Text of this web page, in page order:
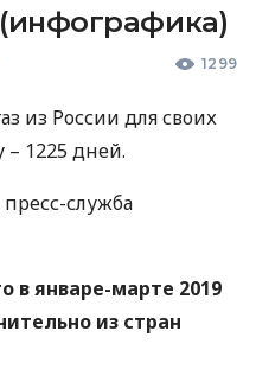
1299
из России для своих
1225 дней.
служба
в январе-марте 2019
из стран